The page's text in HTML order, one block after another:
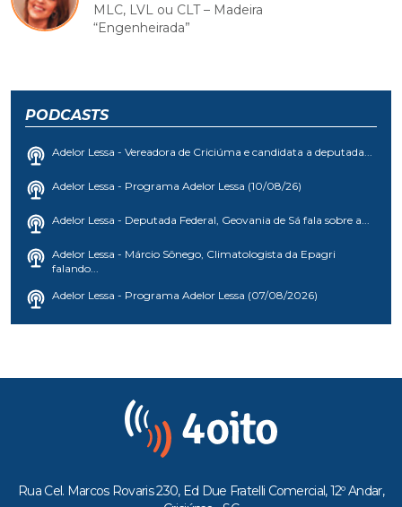
MLC, LVL ou CLT – Madeira
“Engenheirada”
PODCASTS
Adelor Lessa - Vereadora de Criciúma e candidata a deputada...
Adelor Lessa - Programa Adelor Lessa (10/08/26)
Adelor Lessa - Deputada Federal, Geovania de Sá fala sobre a...
Adelor Lessa - Márcio Sônego, Climatologista da Epagri
falando...
Adelor Lessa - Programa Adelor Lessa (07/08/2026)
Rua Cel. Marcos Rovaris 230, Ed Due Fratelli Comercial, 12º Andar,